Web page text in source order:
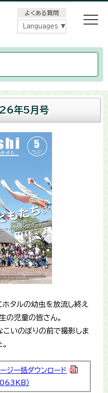
よくある質問
Languages
年5月号
タルの幼虫を放流し終え
の児童の皆さん。
いのぼりの前で撮影しま
ジ一括ダウンロード
）